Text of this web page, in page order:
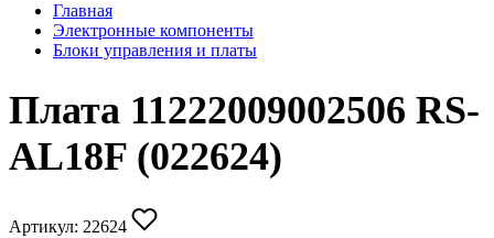
Главная
Электронные компоненты
Блоки управления и платы
Плата 11222009002506 RS-
AL18F (022624)
Артикул: 22624